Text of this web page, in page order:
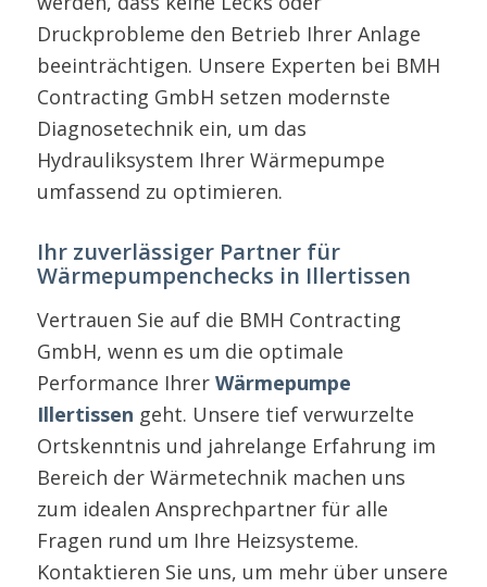
Druckprobleme den Betrieb Ihrer Anlage
beeinträchtigen. Unsere Experten bei BMH
Contracting GmbH setzen modernste
Diagnosetechnik ein, um das
Hydrauliksystem Ihrer Wärmepumpe
umfassend zu optimieren.
Ihr zuverlässiger Partner für
Wärmepumpenchecks in Illertissen
Vertrauen Sie auf die BMH Contracting
GmbH, wenn es um die optimale
Performance Ihrer Wärmepumpe
Illertissen geht. Unsere tief verwurzelte
Ortskenntnis und jahrelange Erfahrung im
Bereich der Wärmetechnik machen uns
zum idealen Ansprechpartner für alle
Fragen rund um Ihre Heizsysteme.
Kontaktieren Sie uns, um mehr über unsere